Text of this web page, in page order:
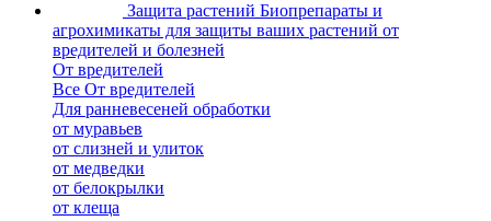
Защита растений Биопрепараты и
агрохимикаты для защиты ваших растений от
вредителей и болезней
От вредителей
Все От вредителей
Для ранневесеней обработки
от муравьев
от слизней и улиток
от медведки
от белокрылки
от клеща